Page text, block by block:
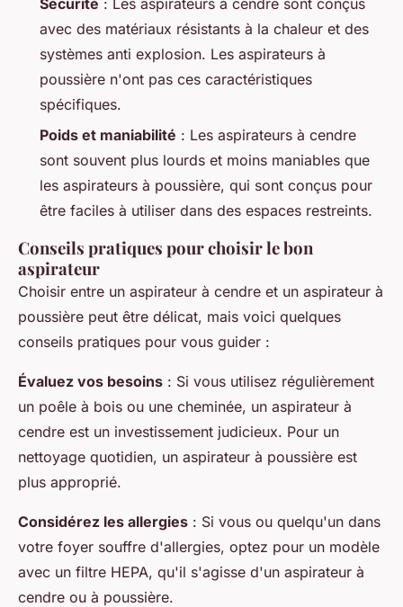
avec des matériaux résistants à la chaleur et des
systèmes anti explosion. Les aspirateurs à
poussière n'ont pas ces caractéristiques
spécifiques.
Poids et maniabilité : Les aspirateurs à cendre
sont souvent plus lourds et moins maniables que
les aspirateurs à poussière, qui sont conçus pour
être faciles à utiliser dans des espaces restreints.
Conseils pratiques pour choisir le bon
aspirateur
Choisir entre un aspirateur à cendre et un aspirateur à
poussière peut être délicat, mais voici quelques
conseils pratiques pour vous guider :
Évaluez vos besoins : Si vous utilisez régulièrement
un poêle à bois ou une cheminée, un aspirateur à
cendre est un investissement judicieux. Pour un
nettoyage quotidien, un aspirateur à poussière est
plus approprié.
Considérez les allergies : Si vous ou quelqu'un dans
votre foyer souffre d'allergies, optez pour un modèle
avec un filtre HEPA, qu'il s'agisse d'un aspirateur à
cendre ou à poussière.